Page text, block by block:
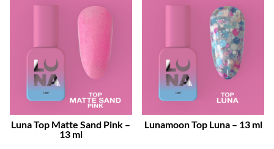
Luna Top Matte Sand Pink –
13 ml
Lunamoon Top Luna – 13 ml